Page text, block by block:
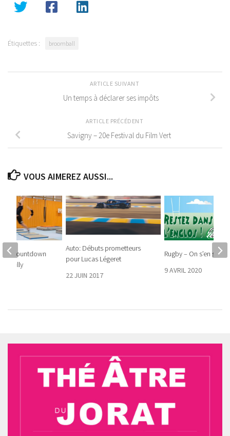
Étiquettes : broomball
ARTICLE SUIVANT
Un temps à déclarer ses impôts
ARTICLE PRÉCÉDENT
Savigny – 20e Festival du Film Vert
VOUS AIMEREZ AUSSI...
Auto: Débuts prometteurs
pour Lucas Légeret
22 JUIN 2017
Rugby – On s’en
9 AVRIL 2020
– Countdown